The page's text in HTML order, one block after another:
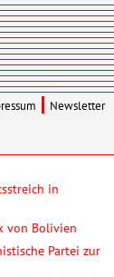
in
von Bolivien
Partei zur
Newsletter